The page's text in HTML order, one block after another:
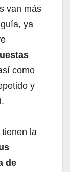
van más
ya
como
y
la
de